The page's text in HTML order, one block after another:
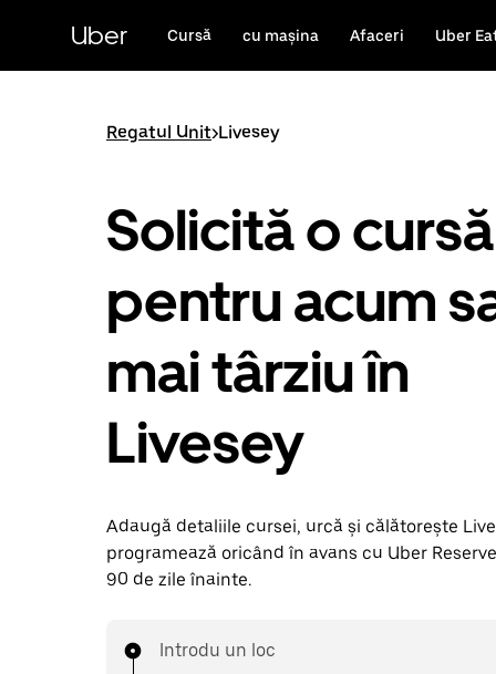
conținutul
principal
Uber Cursă cu mașina Afaceri Uber
Regatul Unit>Livesey
Solicită o cursă
pentru acum
mai târziu în
Livesey
Adaugă detaliile cursei, urcă și călătorește
programează oricând în avans cu Uber
90 de zile înainte.
Introdu un loc